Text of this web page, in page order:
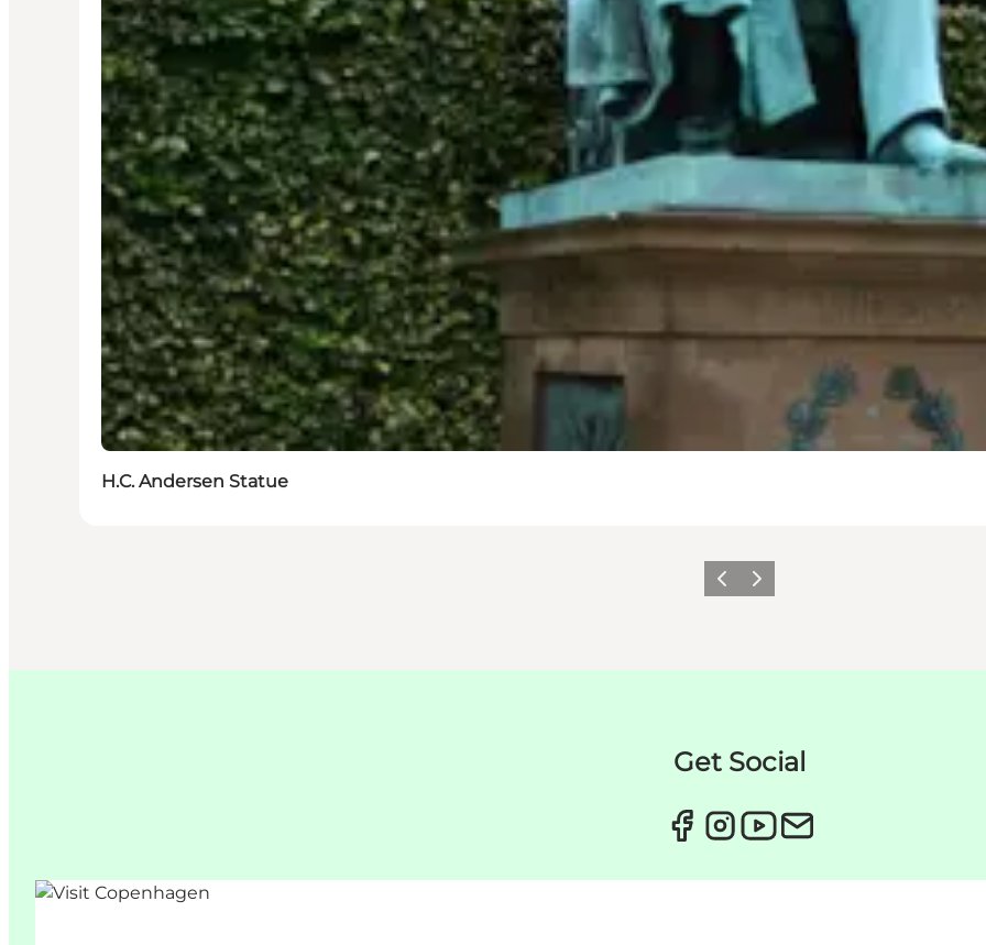
H.C. Andersen Statue
ForrigeNæste
Get Social